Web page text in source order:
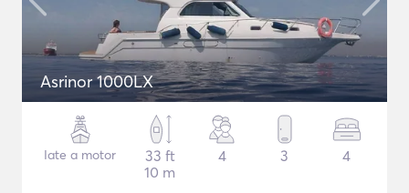
Asrinor 1000LX
Iate a motor
33 ft
10 m
4 3 4